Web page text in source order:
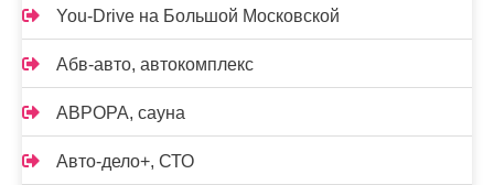
You-Drive на Большой Московской
Абв-авто, автокомплекс
АВРОРА, сауна
Авто-дело+, СТО